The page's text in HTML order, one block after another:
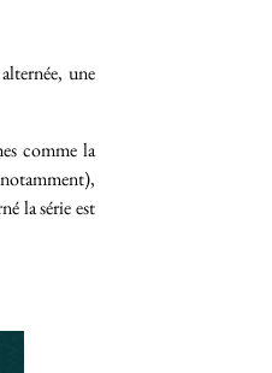
une
comme la
la série est